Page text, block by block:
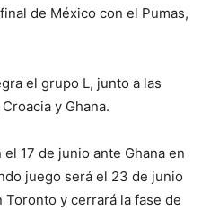
de México con el Pumas,
el grupo L, junto a las
y Ghana.
el 17 de junio ante Ghana en
juego será el 23 de junio
y cerrará la fase de